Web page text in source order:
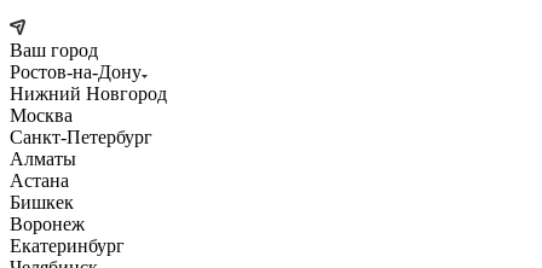
Ваш город
Ростов-на-Дону
Нижний Новгород
Москва
Санкт-Петербург
Алматы
Астана
Бишкек
Воронеж
Екатеринбург